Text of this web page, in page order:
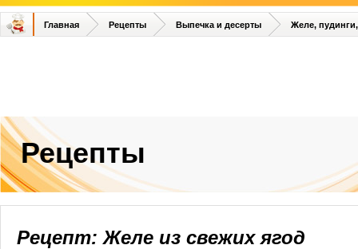
Главная Рецепты Выпечка и десерты Желе,
Рецепты
Рецепт: Желе из свежих ягод